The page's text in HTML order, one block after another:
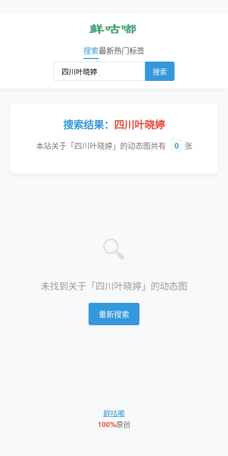
搜索最新热门标签
搜索
搜索结果： 四川叶晓婷
本站关于「四川叶晓婷」的动态图共有 0 张
🔍
未找到关于「四川叶晓婷」的动态图
重新搜索
鲜咕嘟
100%原创